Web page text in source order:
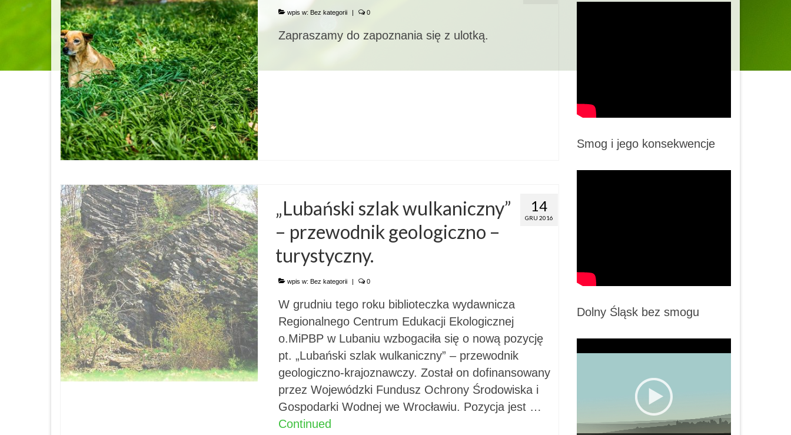
wpis w: Bez kategorii | 0
Zapraszamy do zapoznania się z ulotką.
14
GRU 2016
„Lubański szlak wulkaniczny”
– przewodnik geologiczno –
turystyczny.
wpis w: Bez kategorii | 0
W grudniu tego roku biblioteczka wydawnicza
Regionalnego Centrum Edukacji Ekologicznej
o.MiPBP w Lubaniu wzbogaciła się o nową pozycję
pt. „Lubański szlak wulkaniczny” – przewodnik
geologiczno-krajoznawczy. Został on dofinansowany
przez Wojewódzki Fundusz Ochrony Środowiska i
Gospodarki Wodnej we Wrocławiu. Pozycja jest …
Continued
Smog i jego konsekwencje
Dolny Śląsk bez smogu